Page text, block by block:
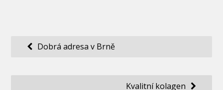
NavigaceDobrá adresa v Brně
Kvalitní kolagen